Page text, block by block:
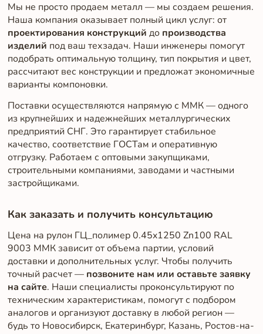
Мы не просто продаем металл — мы создаем решения.
Наша компания оказывает полный цикл услуг: от
проектирования конструкций до производства
изделий под ваш техзадач. Наши инженеры помогут
подобрать оптимальную толщину, тип покрытия и цвет,
рассчитают вес конструкции и предложат экономичные
варианты компоновки.
Поставки осуществляются напрямую с ММК — одного
из крупнейших и надежнейших металлургических
предприятий СНГ. Это гарантирует стабильное
качество, соответствие ГОСТам и оперативную
отгрузку. Работаем с оптовыми закупщиками,
строительными компаниями, заводами и частными
застройщиками.
Как заказать и получить консультацию
Цена на рулон ГЦ_полимер 0.45x1250 Zn100 RAL
9003 ММК зависит от объема партии, условий
доставки и дополнительных услуг. Чтобы получить
точный расчет — позвоните нам или оставьте заявку
на сайте. Наши специалисты проконсультируют по
техническим характеристикам, помогут с подбором
аналогов и организуют доставку в любой регион —
будь то Новосибирск, Екатеринбург, Казань, Ростов-на-